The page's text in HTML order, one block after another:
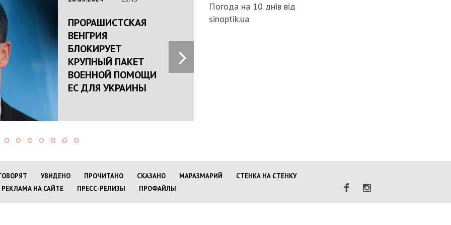
ПРОРАШИСТСКАЯ
ВЕНГРИЯ
БЛОКИРУЕТ
КРУПНЫЙ ПАКЕТ
ВОЕННОЙ ПОМОЩИ
ЕС ДЛЯ УКРАИНЫ
Погода на 10 днів від
sinoptik.ua
УВИДЕНО ПРОЧИТАНО СКАЗАНО МАРАЗМАРИЙ
СТЕНКА НА СТЕНКУ
РЕКЛАМА НА САЙТЕ
ПРЕСС-РЕЛИЗЫ ПРОФАЙЛЫ